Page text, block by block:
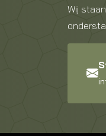
Wij